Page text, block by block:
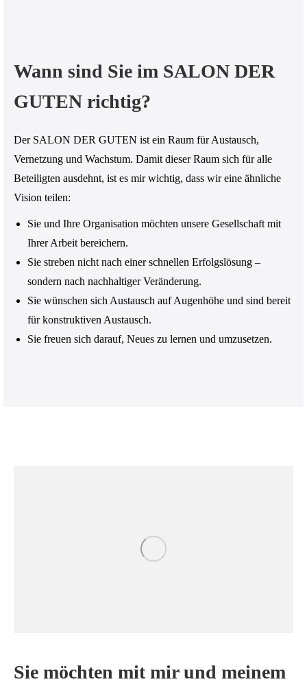
Wann sind Sie im SALON DER
GUTEN richtig?
Der SALON DER GUTEN ist ein Raum für Austausch,
Vernetzung und Wachstum. Damit dieser Raum sich für alle
Beteiligten ausdehnt, ist es mir wichtig, dass wir eine ähnliche
Vision teilen:
Sie und Ihre Organisation möchten unsere Gesellschaft mit
Ihrer Arbeit bereichern.
Sie streben nicht nach einer schnellen Erfolgslösung –
sondern nach nachhaltiger Veränderung.
Sie wünschen sich Austausch auf Augenhöhe und sind bereit
für konstruktiven Austausch.
Sie freuen sich darauf, Neues zu lernen und umzusetzen.
Sie möchten mit mir und meinem